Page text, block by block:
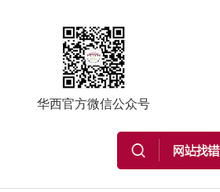
华西官方微信公众号